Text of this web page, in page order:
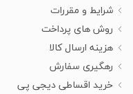
شرایط و مقررات
روش های پرداخت
هزینه ارسال کالا
رهگیری سفارش
خرید اقساطی دیجی پی